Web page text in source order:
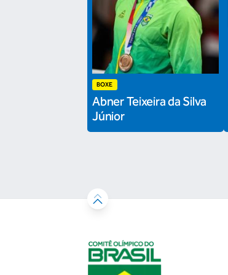
BOXE
Abner Teixeira da Silva
Júnior